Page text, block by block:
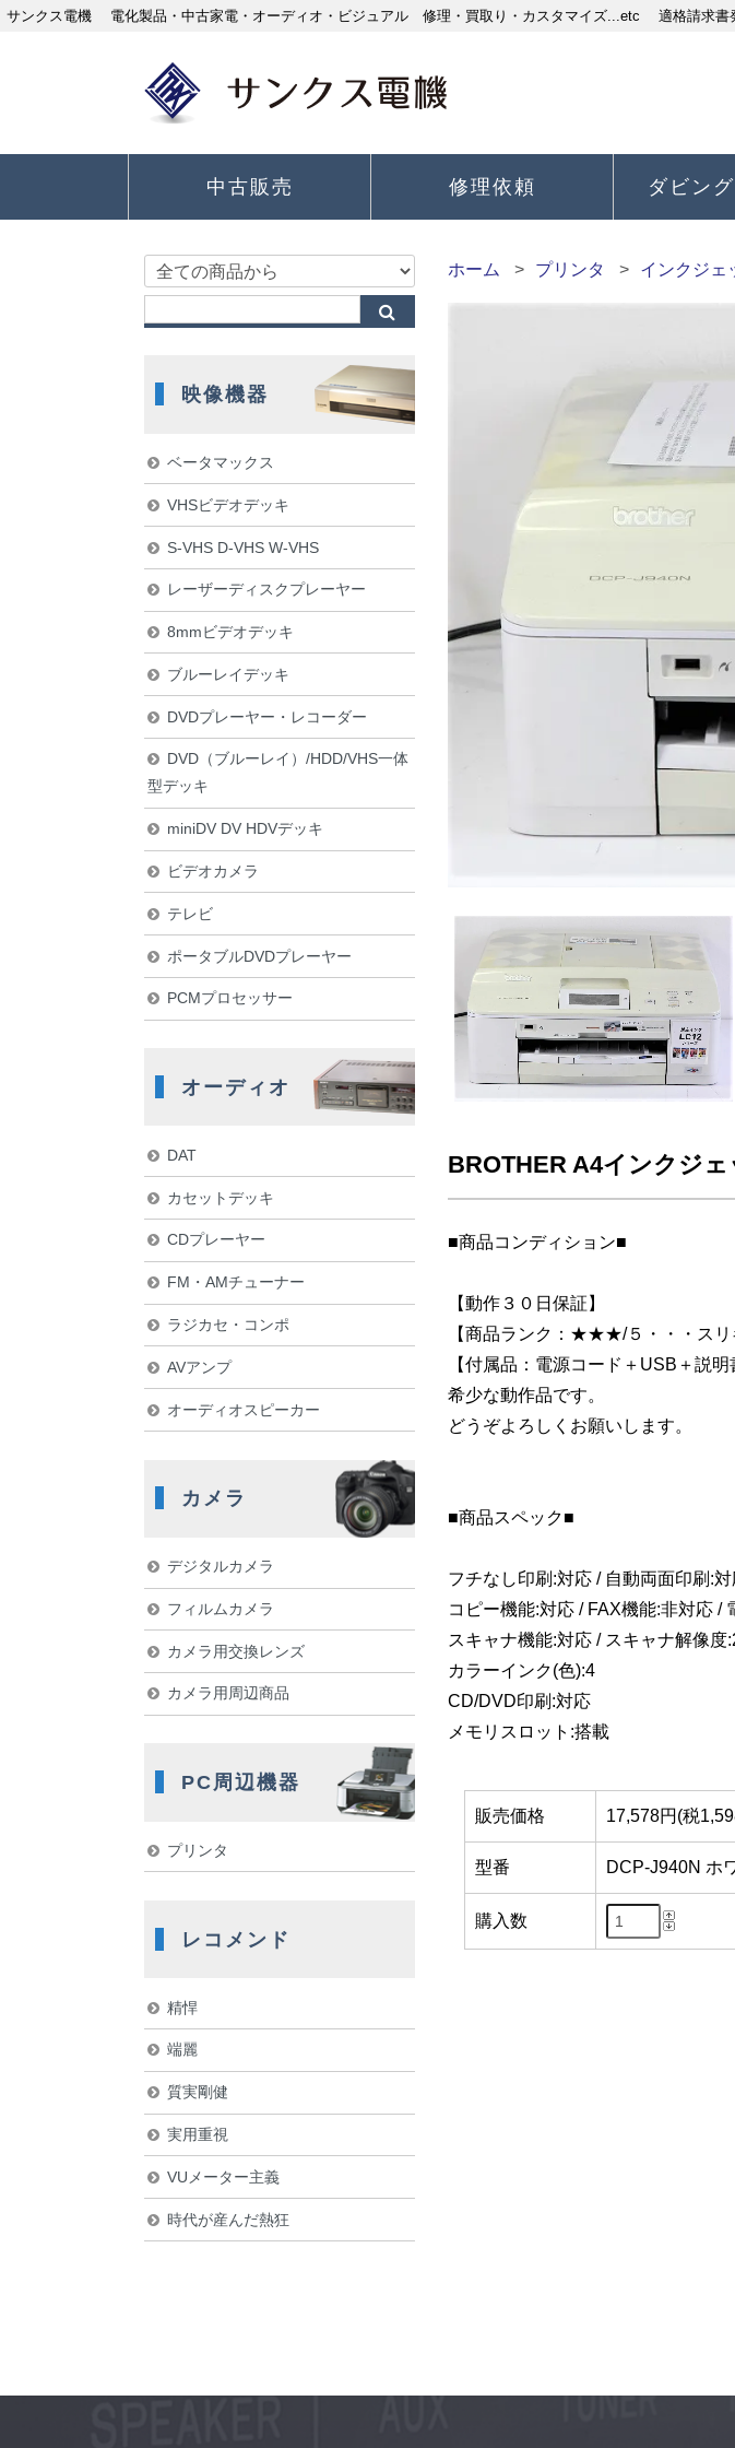
サンクス電機 電化製品・中古家電・オーディオ・ビジュアル 修理・買取り・カスタマイズ...etc 適格請求書
中古販売 修理依頼 ダビン
ホーム プリンタ インクジェ
BROTHER A4インクジェ
■商品コンディション■
【動作３０日保証】
【商品ランク：★★★/５・・・ス
【付属品：電源コード＋USB＋説
希少な動作品です。
どうぞよろしくお願いします。
■商品スペック■
フチなし印刷:対応 / 自動両面印刷:
コピー機能:対応 / FAX機能:非対応 /
スキャナ機能:対応 / スキャナ解像度
カラーインク(色):4
CD/DVD印刷:対応
メモリスロット:搭載
販売価格 17,578円(税
型番 DCP-J940N ホ
購入数
映像機器
ベータマックス
VHSビデオデッキ
S-VHS D-VHS W-VHS
レーザーディスクプレーヤー
8mmビデオデッキ
ブルーレイデッキ
DVDプレーヤー・レコーダー
DVD（ブルーレイ）/HDD/VHS一体
型デッキ
miniDV DV HDVデッキ
ビデオカメラ
テレビ
ポータブルDVDプレーヤー
PCMプロセッサー
オーディオ
DAT
カセットデッキ
CDプレーヤー
FM・AMチューナー
ラジカセ・コンポ
AVアンプ
オーディオスピーカー
カメラ
デジタルカメラ
フィルムカメラ
カメラ用交換レンズ
カメラ用周辺商品
PC周辺機器
プリンタ
レコメンド
精悍
端麗
質実剛健
実用重視
VUメーター主義
時代が産んだ熱狂